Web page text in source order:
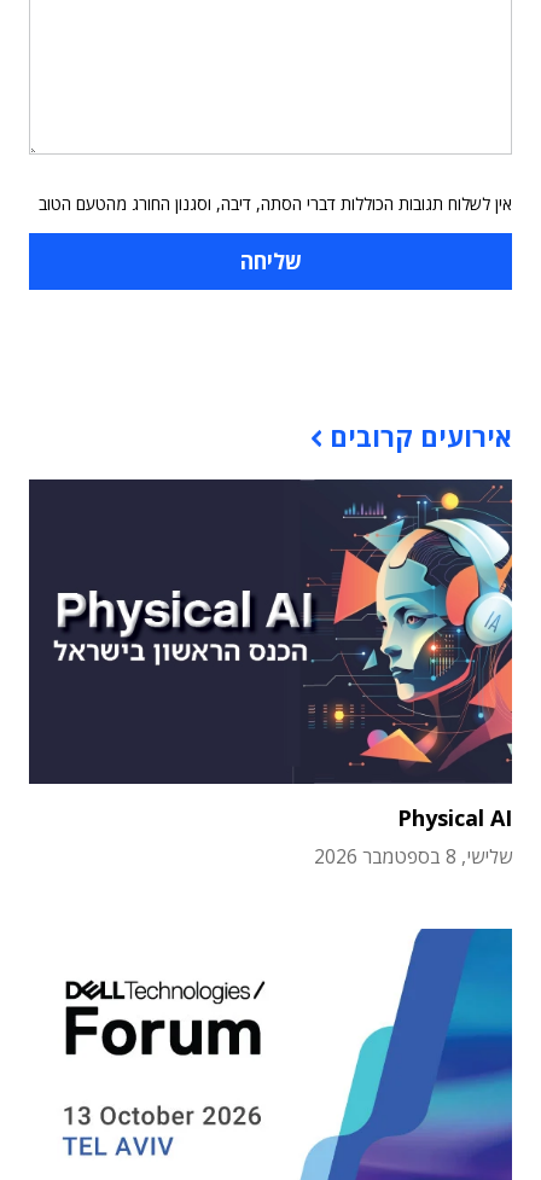
אין לשלוח תגובות הכוללות דברי הסתה, דיבה, וסגנון החורג מהטעם הטוב
אירועים קרובים
Physical AI
שלישי, 8 בספטמבר 2026